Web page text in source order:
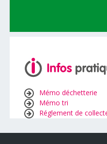
Mémo déchetterie
Mémo tri
Réglement de